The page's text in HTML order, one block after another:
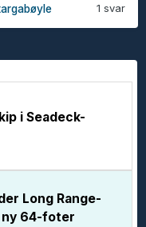
1 svar
i Seadeck-
Long Range-
ny 64-foter